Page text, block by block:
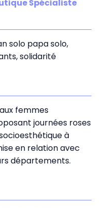
Spécialiste
solo papa solo,
solidarité
femmes
journées roses
à
en relation avec
départements.